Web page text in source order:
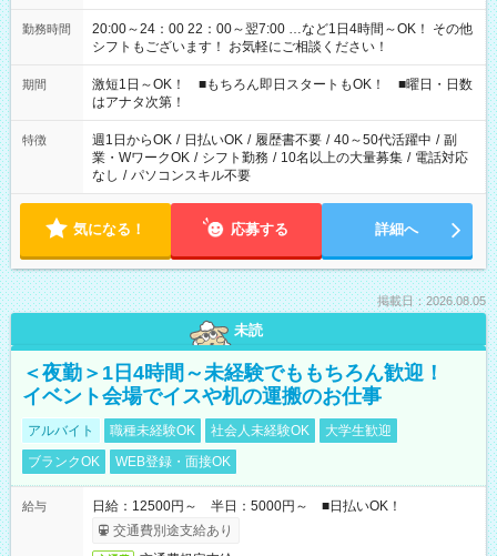
勤務時間
20:00～24：00 22：00～翌7:00 …など1日4時間～OK！ その他
シフトもございます！ お気軽にご相談ください！
期間
激短1日～OK！ ■もちろん即日スタートもOK！ ■曜日・日数
はアナタ次第！
特徴 週1日からOK / 日払いOK / 履歴書不要 / 40～50代活躍中 / 副
業・WワークOK / シフト勤務 / 10名以上の大量募集 / 電話対応
なし / パソコンスキル不要
気になる！ 応募する 詳細へ
掲載日：2026.08.05
未読
＜夜勤＞1日4時間～未経験でももちろん歓迎！
イベント会場でイスや机の運搬のお仕事
アルバイト 職種未経験OK 社会人未経験OK
大学生歓迎
ブランクOK
WEB登録・面接OK
給与
日給：12500円～ 半日：5000円～ ■日払いOK！
交通費別途支給あり